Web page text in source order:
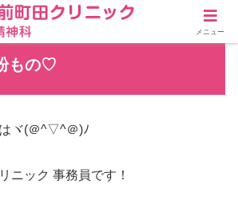
もの♡
ヾ(＠^▽^＠)ﾉ
ニック 事務員です！
メニュー